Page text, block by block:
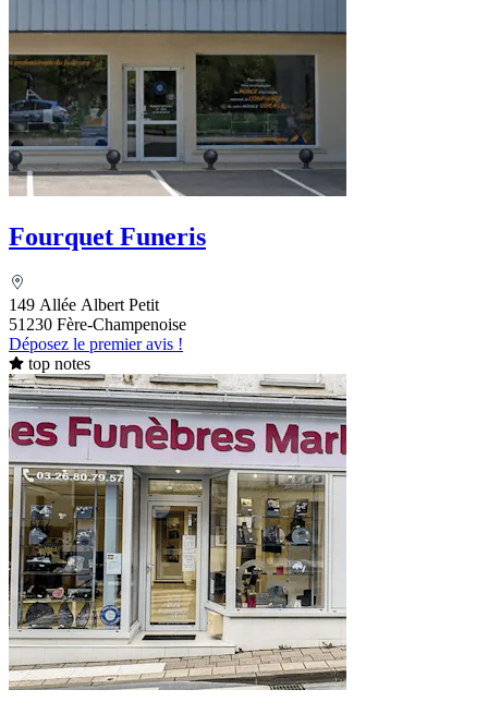
Fourquet Funeris
149 Allée Albert Petit
51230 Fère-Champenoise
Déposez le premier avis !
top notes